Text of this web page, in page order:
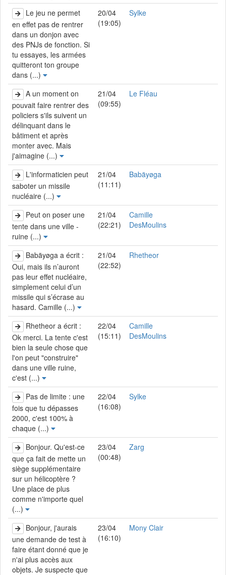
Le jeu ne permet
en effet pas de rentrer
dans un donjon avec
des PNJs de fonction. Si
tu essayes, les armées
quitteront ton groupe
dans (...)
20/04
(19:05)
Sylke
A un moment on
pouvait faire rentrer des
policiers s'ils suivent un
délinquant dans le
bâtiment et après
monter avec. Mais
j'aimagine (...)
21/04
(09:55)
Le Fléau
L'informaticien peut
saboter un missile
nucléaire (...)
21/04
(11:11)
Babäyøga
Peut on poser une
tente dans une ville -
ruine (...)
21/04
(22:21)
Camille
DesMoulins
Babäyøga a écrit :
Oui, mais ils n’auront
pas leur effet nucléaire,
simplement celui d’un
missile qui s’écrase au
hasard. Camille (...)
21/04
(22:52)
Rhetheor
Rhetheor a écrit :
Ok merci. La tente c'est
bien la seule chose que
l'on peut "construire"
dans une ville ruine,
c'est (...)
22/04
(15:11)
Camille
DesMoulins
Pas de limite : une
fois que tu dépasses
2000, c'est 100% à
chaque (...)
22/04
(16:08)
Sylke
Bonjour. Qu'est-ce
que ça fait de mette un
siège supplémentaire
sur un hélicoptère ?
Une place de plus
comme n'importe quel
(...)
23/04
(00:48)
Zarg
Bonjour, j'aurais
une demande de test à
faire étant donné que je
n'ai plus accès aux
objets. Je suspecte que
23/04
(16:10)
Mony Clair